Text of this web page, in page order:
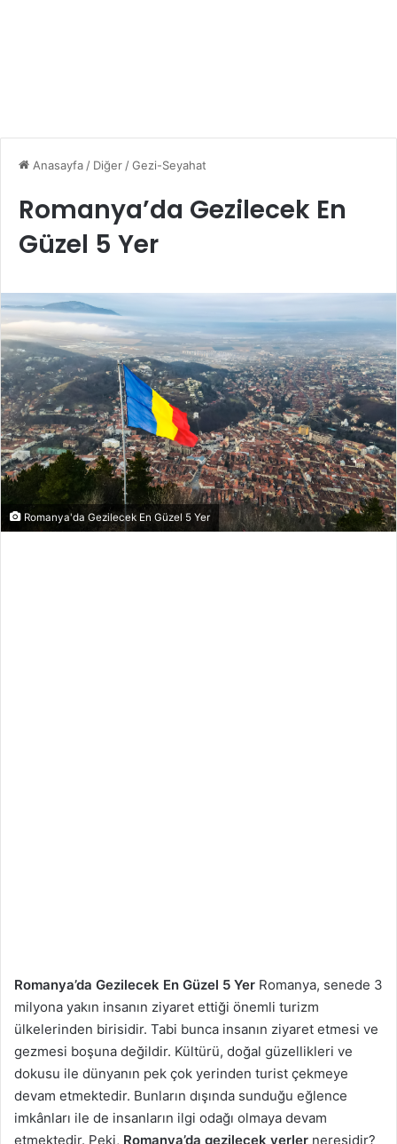
Anasayfa / Diğer /Gezi-Seyahat
Romanya’da Gezilecek En
Güzel 5 Yer
Romanya'da Gezilecek En Güzel 5 Yer
Romanya’da Gezilecek En Güzel 5 Yer Romanya, senede 3
milyona yakın insanın ziyaret ettiği önemli turizm
ülkelerinden birisidir. Tabi bunca insanın ziyaret etmesi ve
gezmesi boşuna değildir. Kültürü, doğal güzellikleri ve
dokusu ile dünyanın pek çok yerinden turist çekmeye
devam etmektedir. Bunların dışında sunduğu eğlence
imkânları ile de insanların ilgi odağı olmaya devam
etmektedir. Peki, Romanya’da gezilecek yerler neresidir?